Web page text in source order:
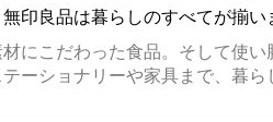
印良品は暮らしのすべてが揃い
にこだわった食品。そして使い
ーショナリーや家具まで、暮ら